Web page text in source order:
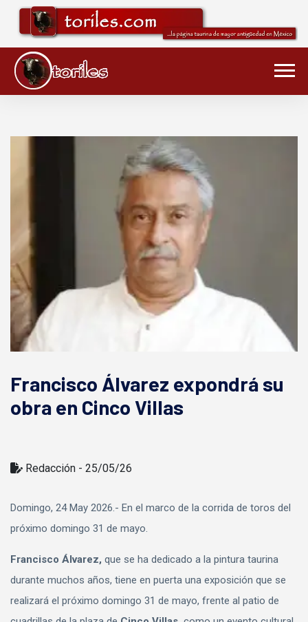
Francisco Álvarez expondrá su
obra en Cinco Villas
Redacción - 25/05/26
Domingo, 24 May 2026.- En el marco de la corrida de toros del
próximo domingo 31 de mayo.
Francisco Álvarez, que se ha dedicado a la pintura taurina
durante muchos años, tiene en puerta una exposición que se
realizará el próximo domingo 31 de mayo, frente al patio de